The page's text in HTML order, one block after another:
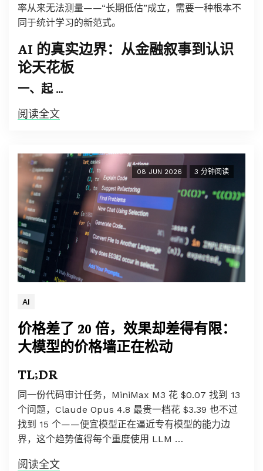
率从来无法测量——“长期低估”成立，需要一种根本不
同于统计学习的新范式。
AI 的真实边界：从金融叙事到认识
论天花板
一、起 …
阅读全文
08 JUN 2026 3 分钟阅读
AI
价格差了 20 倍，效果却差得有限：
大模型的价格墙正在松动
TL;DR
同一份代码审计任务，MiniMax M3 花 $0.07 找到 13
个问题，Claude Opus 4.8 最贵一档花 $3.39 也不过
找到 15 个——便宜模型正在逼近专有模型的能力边
界，这个趋势值得每个重度使用 LLM …
阅读全文